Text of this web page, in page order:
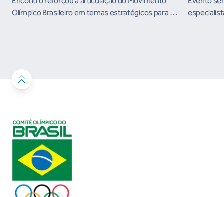
organismos internacionais
Olímpico Brasileiro em temas estratégicos para os